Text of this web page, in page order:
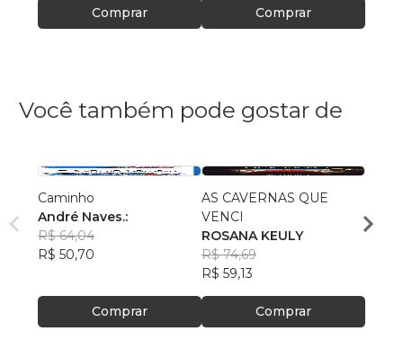
Comprar Comprar
Você também pode gostar de
Caminho
André Naves.:
R$ 64,04
R$ 50,70
Comprar
AS CAVERNAS QUE
VENCI
ROSANA KEULY
R$ 74,69
R$ 59,13
Comprar
Chris
R$